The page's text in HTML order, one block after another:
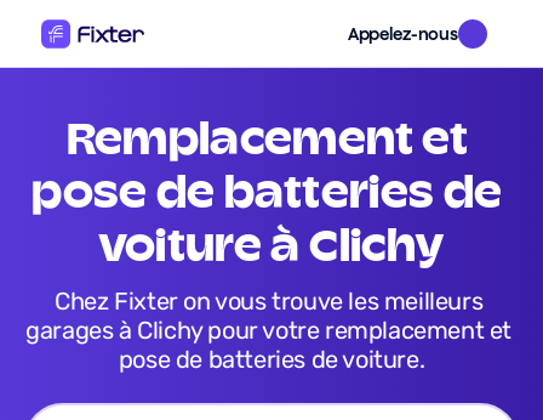
Appelez-nous
remplacement et
pose de batteries de
voiture à Clichy
Chez Fixter on vous trouve les meilleurs
garages à Clichy pour votre remplacement et
pose de batteries de voiture.